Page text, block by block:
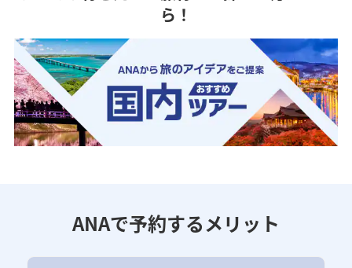
ら！
ANAで予約するメリット